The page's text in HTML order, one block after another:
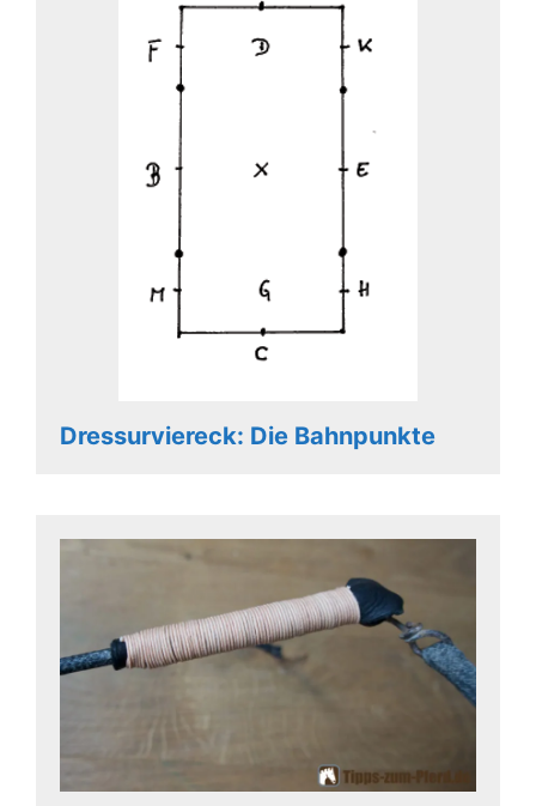
Dressurviereck: Die Bahnpunkte